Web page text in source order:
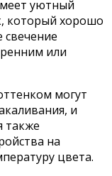
уютный
который хорошо
свечение
или
могут
и
также
на
цвета.